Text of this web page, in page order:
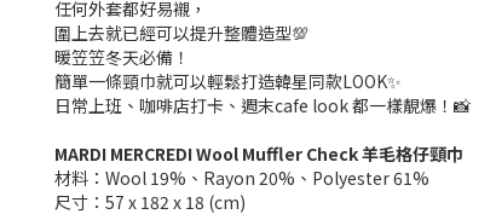
任何外套都好易襯，
圍上去就已經可以提升整體造型💯
暖笠笠冬天必備！
簡單一條頸巾就可以輕鬆打造韓星同款LOOK✨
日常上班、咖啡店打卡、週末cafe look 都一樣靚爆！📸
MARDI MERCREDI Wool Muffler Check 羊毛格仔頸巾
材料：Wool 19%、Rayon 20%、Polyester 61%
尺寸：57 x 182 x 18 (cm)